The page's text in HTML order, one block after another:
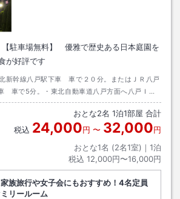
駐車場無料】 優雅で歴史ある日本庭園を
が好評です
北新幹線八戸駅下車 車で２０分。またはＪＲ八戸
車で5分。・東北自動車道八戸方面へ八戸ＩＣ
。
おとな2名 1泊1部屋 合計
税込 24,000円 〜 32,000円
おとな1名 (2名1室)｜ 1泊
税込 12,000円〜16,000円
家族旅行や女子会にもおすすめ！4名定員
リールーム